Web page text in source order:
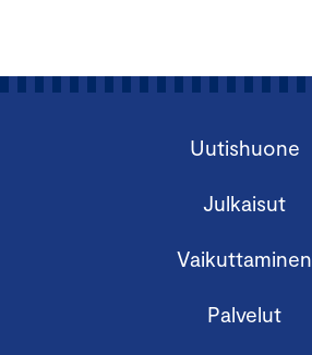
Uutishuone
Julkaisut
Vaikuttaminen
Palvelut